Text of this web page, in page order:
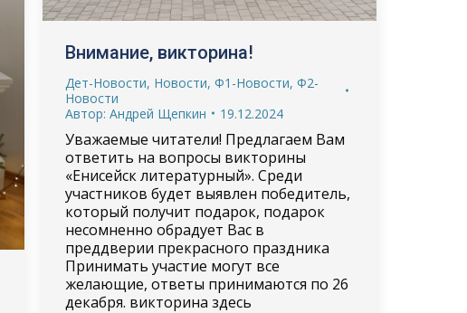
Внимание, викторина!
Дет-Новости, Новости, Ф1-Новости, Ф2-
Новости
Автор: Андрей Щепкин 19.12.2024
Уважаемые читатели! Предлагаем Вам
ответить на вопросы викторины
«Енисейск литературный». Среди
участников будет выявлен победитель,
который получит подарок, подарок
несомненно обрадует Вас в
преддверии прекрасного праздника
Принимать участие могут все
желающие, ответы принимаются по 26
декабря. викторина здесь